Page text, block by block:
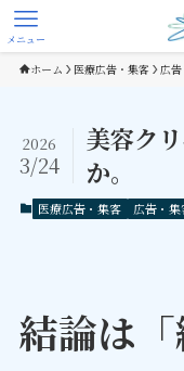
メニュー
ホーム 医療広告・集客 広
美容ク
か。
2026
3/24
医療広告・集客 広告・
結論は